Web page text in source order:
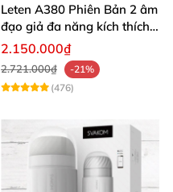
Leten A380 Phiên Bản 2 âm
đạo giả đa năng kích thích
cực mạnh
2.150.000₫
2.721.000₫
-21%
(476)